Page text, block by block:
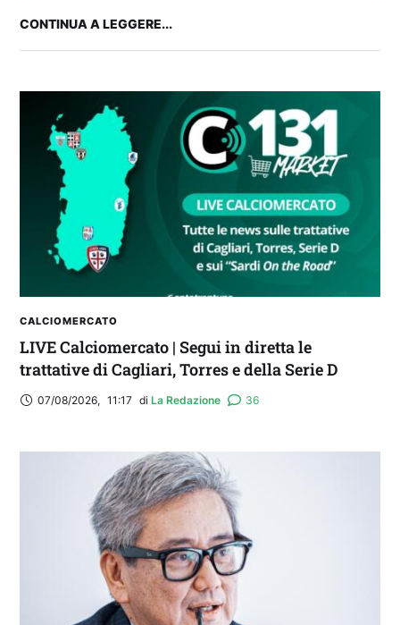
Balliana: “Firmare con la Bora è come andare al
Real Madrid. Ora obiettivo Lunigiana”
CONTINUA A LEGGERE...
CALCIOMERCATO
LIVE Calciomercato | Segui in diretta le
trattative di Cagliari, Torres e della Serie D
07/08/2026, 11:17 di La Redazione 36